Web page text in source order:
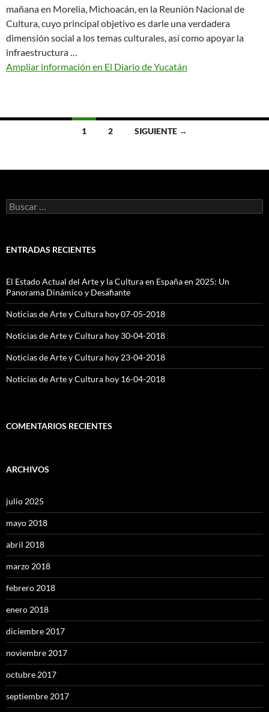
mañana en Morelia, Michoacán, en la Reunión Nacional de
Cultura, cuyo principal objetivo es darle una verdadera
dimensión social a los temas culturales, así como apoyar la
infraestructura …
Ampliar información en El Diario de Yucatán
las
1 2 SIGUIENTE →
Buscar:
ENTRADAS RECIENTES
El Estado Actual del Arte y la Cultura en España en 2025: Un
Panorama Dinámico y Desafiante
Noticias de Arte y Cultura hoy 07-05-2018
Noticias de Arte y Cultura hoy 30-04-2018
Noticias de Arte y Cultura hoy 23-04-2018
Noticias de Arte y Cultura hoy 16-04-2018
COMENTARIOS RECIENTES
ARCHIVOS
julio 2025
mayo 2018
abril 2018
marzo 2018
febrero 2018
enero 2018
diciembre 2017
noviembre 2017
octubre 2017
septiembre 2017